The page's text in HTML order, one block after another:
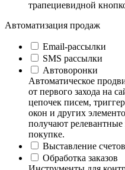
трапециевидной
Автоматизация продаж
Email-рассылки
SMS рассылки
Автоворонки
Автоматическое
от первого захода на
цепочек писем,
окон и других
получают
покупке.
Выставление счетов
Обработка заказов